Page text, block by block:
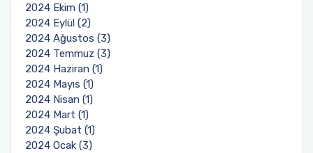
2024 Ekim (1)
2024 Eylül (2)
2024 Ağustos (3)
2024 Temmuz (3)
2024 Haziran (1)
2024 Mayıs (1)
2024 Nisan (1)
2024 Mart (1)
2024 Şubat (1)
2024 Ocak (3)
Formlar
Danışman Gün ve Saatleri